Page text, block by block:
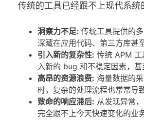
传统的工具已经跟不上现代系统
洞察力不足: 传统工具提供的
深藏在应用代码、第三方库甚
引入新的复杂性: 传统 APM 工
入新的 bug 和不稳定因素，甚
高昂的资源浪费: 海量数据的
时，复杂的处理流程也常常导
致命的响应滞后: 从发现异常
完全跟不上今天快速变化的业